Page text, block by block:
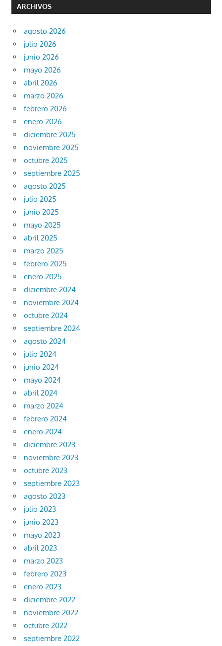
ARCHIVOS
agosto 2026
julio 2026
junio 2026
mayo 2026
abril 2026
marzo 2026
febrero 2026
enero 2026
diciembre 2025
noviembre 2025
octubre 2025
septiembre 2025
agosto 2025
julio 2025
junio 2025
mayo 2025
abril 2025
marzo 2025
febrero 2025
enero 2025
diciembre 2024
noviembre 2024
octubre 2024
septiembre 2024
agosto 2024
julio 2024
junio 2024
mayo 2024
abril 2024
marzo 2024
febrero 2024
enero 2024
diciembre 2023
noviembre 2023
octubre 2023
septiembre 2023
agosto 2023
julio 2023
junio 2023
mayo 2023
abril 2023
marzo 2023
febrero 2023
enero 2023
diciembre 2022
noviembre 2022
octubre 2022
septiembre 2022